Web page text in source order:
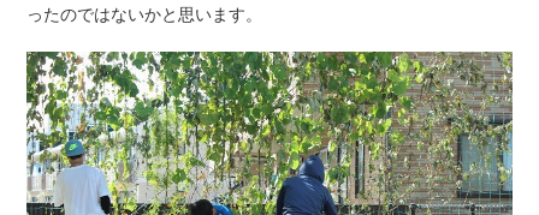
ったのではないかと思います。